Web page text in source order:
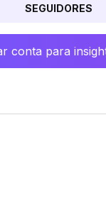
SEGUIDORES
conta para